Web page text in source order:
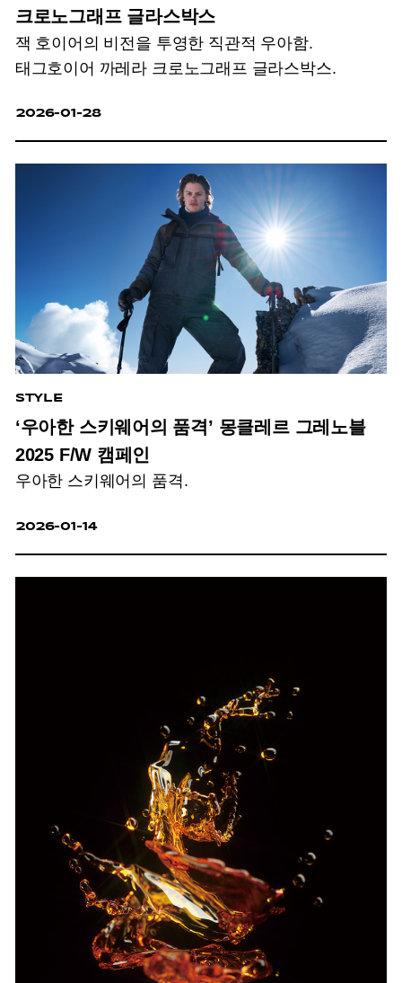
크로노그래프 글라스박스
잭 호이어의 비전을 투영한 직관적 우아함.
태그호이어 까레라 크로노그래프 글라스박스.
2026-01-28
STYLE
‘우아한 스키웨어의 품격’ 몽클레르 그레노블
2025 F/W 캠페인
우아한 스키웨어의 품격.
2026-01-14